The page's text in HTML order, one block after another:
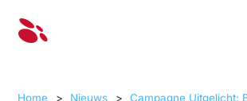
Home > Nieuws >
Campagne Uitgelicht: